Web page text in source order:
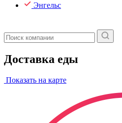
Энгельс
Доставка еды
Показать на карте